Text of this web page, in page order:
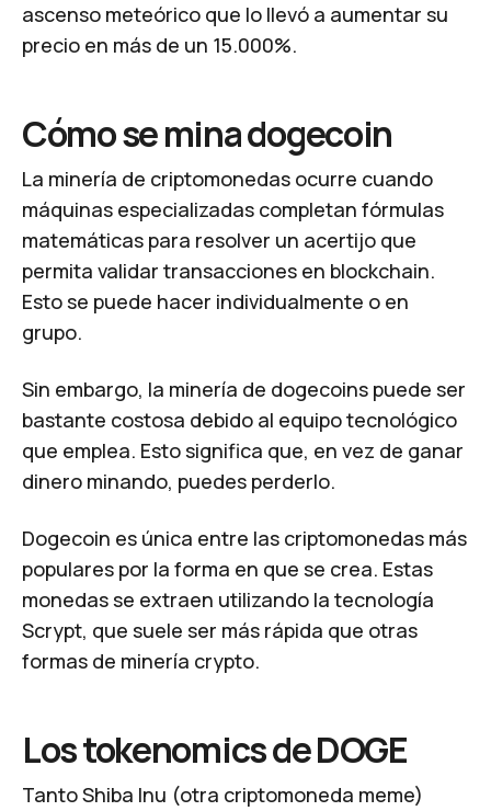
ascenso meteórico que lo llevó a aumentar su
precio en más de un 15.000%.
Cómo se mina dogecoin
La minería de criptomonedas ocurre cuando
máquinas especializadas completan fórmulas
matemáticas para resolver un acertijo que
permita validar transacciones en blockchain.
Esto se puede hacer individualmente o en
grupo.
Sin embargo, la minería de dogecoins puede ser
bastante costosa debido al equipo tecnológico
que emplea. Esto significa que, en vez de ganar
dinero minando, puedes perderlo.
Dogecoin es única entre las criptomonedas más
populares por la forma en que se crea. Estas
monedas se extraen utilizando la tecnología
Scrypt, que suele ser más rápida que otras
formas de minería crypto.
Los tokenomics de DOGE
TantoShiba Inu (otra criptomoneda meme)